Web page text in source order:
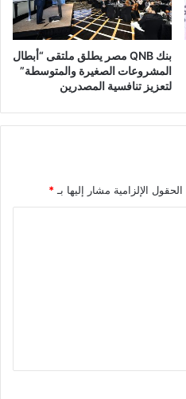
بنك QNB مصر يطلق ملتقى “أبطال
المشروعات الصغيرة والمتوسطة”
لتعزيز تنافسية المصدرين
الحقول الإلزامية مشار إليها بـ*